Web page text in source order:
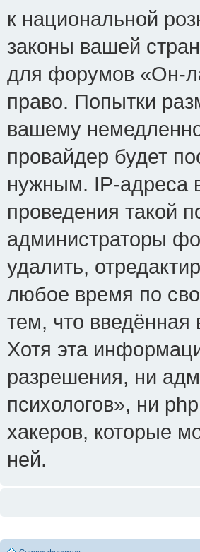
к национальной
законы вашей
для форумов «Он-
право. Попытки
вашему
провайдер будет
нужным. IP-адреса
проведения такой
администраторы
удалить,
любое время по
тем, что
Хотя эта
разрешения, ни
психологов», ни
хакеров, которые
ней.